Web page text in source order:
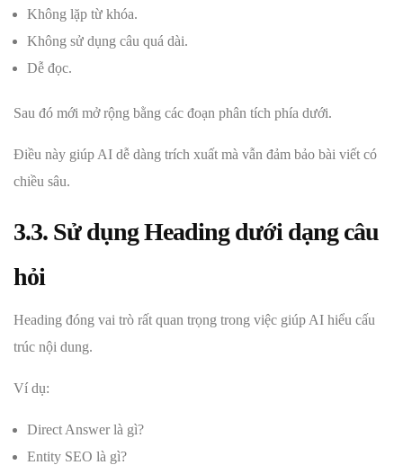
Không lặp từ khóa.
Không sử dụng câu quá dài.
Dễ đọc.
Sau đó mới mở rộng bằng các đoạn phân tích phía dưới.
Điều này giúp AI dễ dàng trích xuất mà vẫn đảm bảo bài viết có
chiều sâu.
3.3. Sử dụng Heading dưới dạng câu
hỏi
Heading đóng vai trò rất quan trọng trong việc giúp AI hiểu cấu
trúc nội dung.
Ví dụ:
Direct Answer là gì?
Entity SEO là gì?